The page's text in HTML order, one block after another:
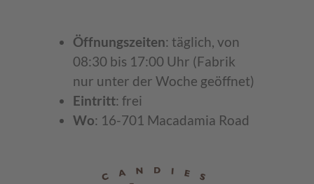
Öffnungszeiten: täglich, von
08:30 bis 17:00 Uhr (Fabrik
nur unter der Woche geöffnet)
Eintritt: frei
Wo: 16-701 Macadamia Road